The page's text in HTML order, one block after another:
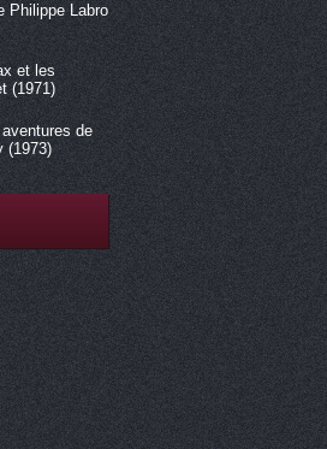
Philippe Labro
et les
(1971)
aventures de
(1973)